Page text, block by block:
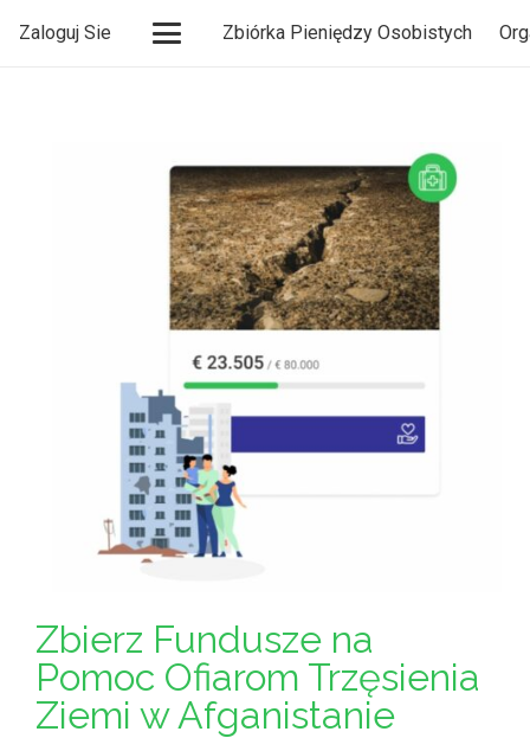
Zaloguj Sie Zbiórka Pieniędzy Osobistych
Zbierz Fundusze na
Pomoc Ofiarom Trzęsienia
Ziemi w Afganistanie